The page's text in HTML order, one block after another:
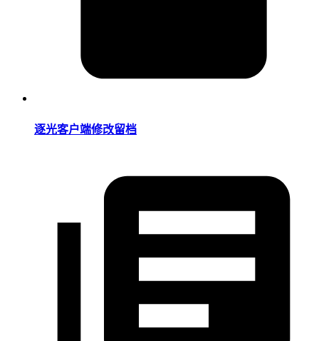
逐光客户端修改留档